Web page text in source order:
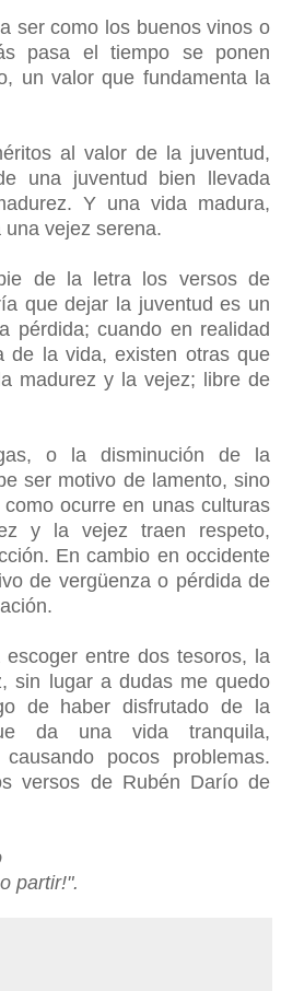
ser como los buenos vinos o
pasa el tiempo se ponen
un valor que fundamenta la
al valor de la juventud,
una juventud bien llevada
Y una vida madura,
vejez serena.
de la letra los versos de
que dejar la juventud es un
pérdida; cuando en realidad
de la vida, existen otras que
madurez y la vejez; libre de
o la disminución de la
ser motivo de lamento, sino
ocurre en unas culturas
y la vejez traen respeto,
En cambio en occidente
de vergüenza o pérdida de
entre dos tesoros, la
sin lugar a dudas me quedo
de haber disfrutado de la
da una vida tranquila,
pocos problemas.
versos de Rubén Darío de
partir!".